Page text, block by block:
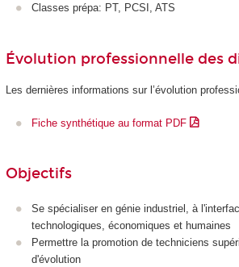
Classes prépa: PT, PCSI, ATS
Évolution professionnelle des
Les dernières informations sur l’évolution
Fiche synthétique au format PDF
Objectifs
Se spécialiser en génie industriel, à
technologiques, économiques et humaines
Permettre la promotion de techniciens
d'évolution